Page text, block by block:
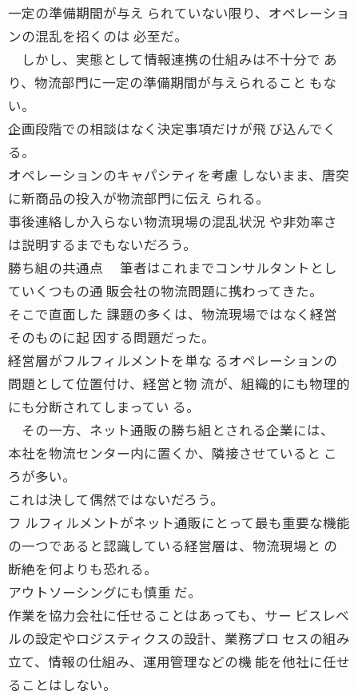
一定の準備期間が与え られていない限り、オペレーショ
ンの混乱を招くのは 必至だ。
しかし、実態として情報連携の仕組みは不十分で あ
り、物流部門に一定の準備期間が与えられること もな
い。
企画段階での相談はなく決定事項だけが飛 び込んでく
る。
オペレーションのキャパシティを考慮 しないまま、唐突
に新商品の投入が物流部門に伝え られる。
事後連絡しか入らない物流現場の混乱状況 や非効率さ
は説明するまでもないだろう。
勝ち組の共通点 筆者はこれまでコンサルタントとし
ていくつもの通 販会社の物流問題に携わってきた。
そこで直面した 課題の多くは、物流現場ではなく経営
そのものに起 因する問題だった。
経営層がフルフィルメントを単な るオペレーションの
問題として位置付け、経営と物 流が、組織的にも物理的
にも分断されてしまってい る。
その一方、ネット通販の勝ち組とされる企業には、
本社を物流センター内に置くか、隣接させていると こ
ろが多い。
これは決して偶然ではないだろう。
フ ルフィルメントがネット通販にとって最も重要な機能
の一つであると認識している経営層は、物流現場と の
断絶を何よりも恐れる。
アウトソーシングにも慎重 だ。
作業を協力会社に任せることはあっても、サー ビスレベ
ルの設定やロジスティクスの設計、業務プロ セスの組み
立て、情報の仕組み、運用管理などの機 能を他社に任せ
ることはしない。